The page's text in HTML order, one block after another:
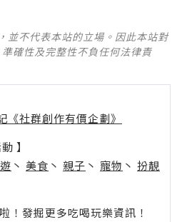
並不代表本站的立場。因此本站對
確性及完整性不負任何法律責
《社群創作有價企劃》
】
丶 美食 丶 親子 丶 寵物 丶 扮靚
發掘更多吃喝玩樂資訊！